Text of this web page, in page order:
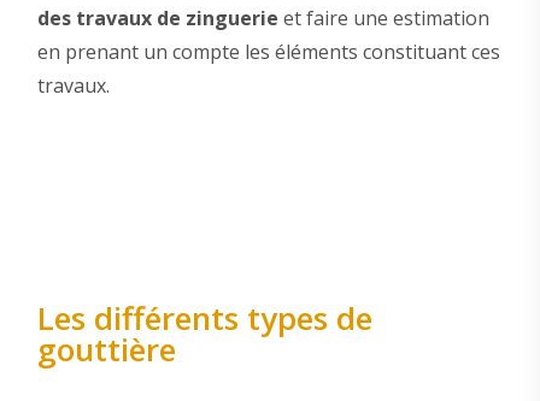
des travaux de zinguerie et faire une estimation
en prenant un compte les éléments constituant ces
travaux.
Les différents types de
gouttière